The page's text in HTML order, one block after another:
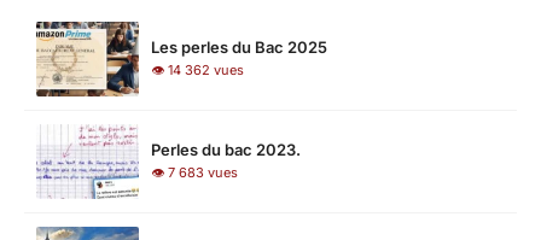
Les perles du Bac 2025
👁 14 362 vues
Perles du bac 2023.
👁 7 683 vues